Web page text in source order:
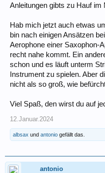
Anleitungen gibts zu Hauf im
Hab mich jetzt auch etwas
bin nach einigen Ansätzen
Aerophone einer Saxophon-
recht nahe kommt. Ein
schon und es läuft unterm
Instrument zu spielen. Aber
nicht als so groß, wie
Viel Spaß, den wirst du auf
12.Januar.2024
albsax und antonio gefällt das.
antonio